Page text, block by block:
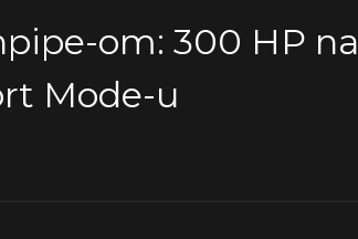
om: 300 HP na
Mode-u